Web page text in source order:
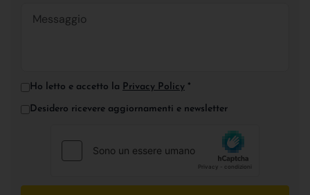
Ho letto e accetto la Privacy Policy *
Desidero ricevere aggiornamenti e newsletter